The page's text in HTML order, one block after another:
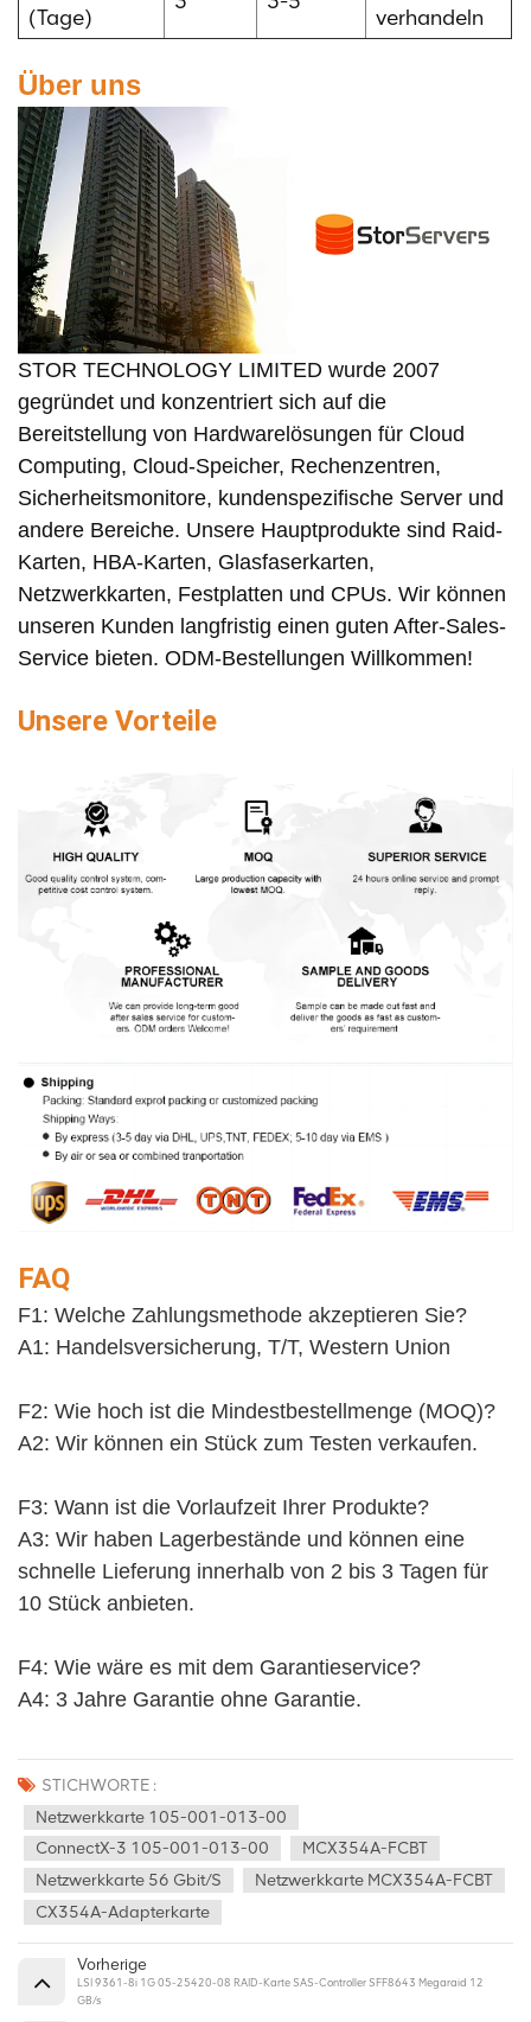
(Tage) verhandeln
Über uns
STOR TECHNOLOGY LIMITED wurde 2007
gegründet und konzentriert sich auf die
Bereitstellung von Hardwarelösungen für Cloud
Computing, Cloud-Speicher, Rechenzentren,
Sicherheitsmonitore, kundenspezifische Server und
andere Bereiche. Unsere Hauptprodukte sind Raid-
Karten, HBA-Karten, Glasfaserkarten,
Netzwerkkarten, Festplatten und CPUs. Wir können
unseren Kunden langfristig einen guten After-Sales-
Service bieten. ODM-Bestellungen Willkommen!
Unsere Vorteile
FAQ
F1: Welche Zahlungsmethode akzeptieren Sie?
A1: Handelsversicherung, T/T, Western Union
F2: Wie hoch ist die Mindestbestellmenge (MOQ)?
A2: Wir können ein Stück zum Testen verkaufen.
F3: Wann ist die Vorlaufzeit Ihrer Produkte?
A3: Wir haben Lagerbestände und können eine
schnelle Lieferung innerhalb von 2 bis 3 Tagen für
10 Stück anbieten.
F4: Wie wäre es mit dem Garantieservice?
A4: 3 Jahre Garantie ohne Garantie.
STICHWORTE :
Netzwerkkarte 105-001-013-00
ConnectX-3 105-001-013-00
MCX354A-FCBT
Netzwerkkarte 56 Gbit/s
Netzwerkkarte MCX354A-FCBT
CX354A-Adapterkarte
Vorherige
LSI 9361-8i 1G 05-25420-08 RAID-Karte SAS-Controller SFF8643 Megaraid 12
GB/s